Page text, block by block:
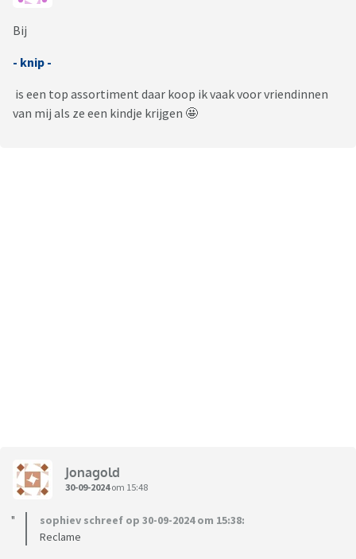
Bij
- knip -
is een top assortiment daar koop ik vaak voor vriendinnen
van mij als ze een kindje krijgen 🤩
Jonagold
30-09-2024om 15:48
sophiev schreef op 30-09-2024 om 15:38:
Reclame